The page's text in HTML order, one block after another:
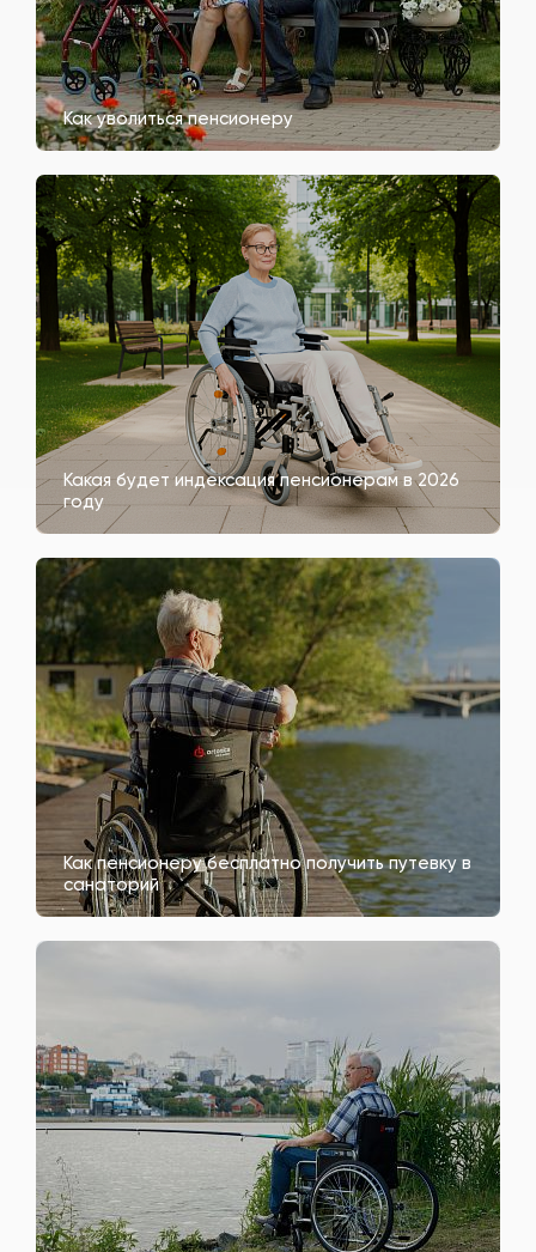
Как уволиться пенсионеру
Какая будет индексация пенсионерам в 2026
году
Как пенсионеру бесплатно получить путевку в
санаторий